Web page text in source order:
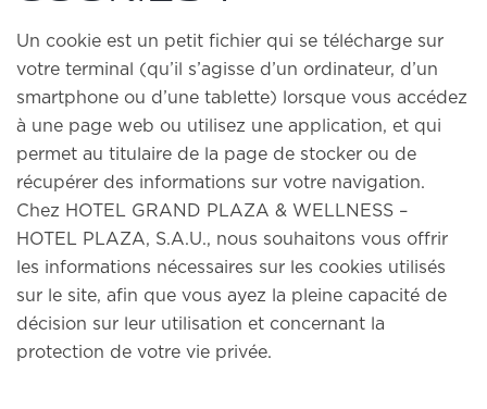
Un cookie est un petit fichier qui se télécharge sur
votre terminal (qu’il s’agisse d’un ordinateur, d’un
smartphone ou d’une tablette) lorsque vous accédez
à une page web ou utilisez une application, et qui
permet au titulaire de la page de stocker ou de
récupérer des informations sur votre navigation.
Chez HOTEL GRAND PLAZA & WELLNESS –
HOTEL PLAZA, S.A.U., nous souhaitons vous offrir
les informations nécessaires sur les cookies utilisés
sur le site, afin que vous ayez la pleine capacité de
décision sur leur utilisation et concernant la
protection de votre vie privée.